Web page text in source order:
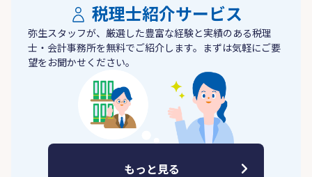
税理士紹介サービス
弥生スタッフが、厳選した豊富な経験と実績のある税理
士・会計事務所を無料でご紹介します。まずは気軽にご要
望をお聞かせください。
もっと見る